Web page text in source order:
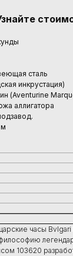
сталь
инкрустация)
(Aventurine
аллигатора
часы
103620